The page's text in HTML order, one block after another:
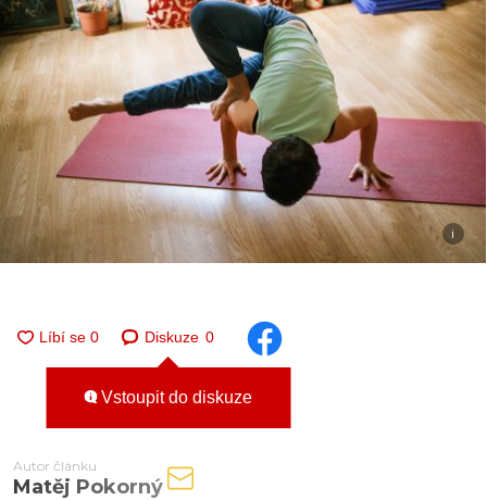
i
Diskuze 0
Vstoupit do diskuze
Autor článku
Matěj Pokorný